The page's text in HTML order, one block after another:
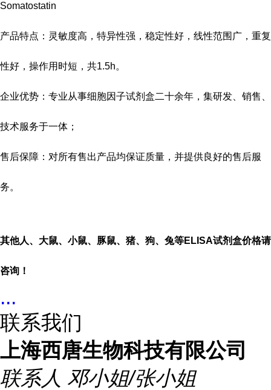
Somatostatin
产品特点：灵敏度高，特异性强，稳定性好，线性范围广，重复
性好，操作用时短，共1.5h。
企业优势：专业从事细胞因子试剂盒二十余年，集研发、销售、
技术服务于一体；
售后保障：对所有售出产品均保证质量，并提供良好的售后服
务。
其他人、大鼠、小鼠、豚鼠、猪、狗、兔等ELISA试剂盒价格请
咨询！
...
联系我们
上海西唐生物科技有限公司
联系人 邓小姐/张小姐